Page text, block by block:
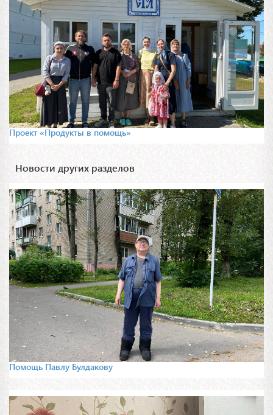
Проект «Продукты в помощь»
Новости других разделов
Помощь Павлу Булдакову